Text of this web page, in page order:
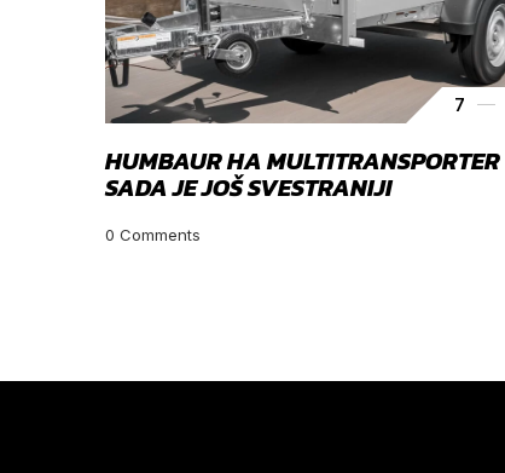
7
HUMBAUR HA MULTITRANSPORTER
SADA JE JOŠ SVESTRANIJI
0 Comments